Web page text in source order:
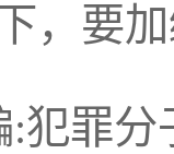
，要
:犯罪